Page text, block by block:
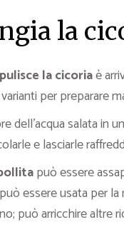
la
la cicoriaè
per preparare
dell’acqua salata in
e lasciarle
può essere
essere usata per
può arricchire altre